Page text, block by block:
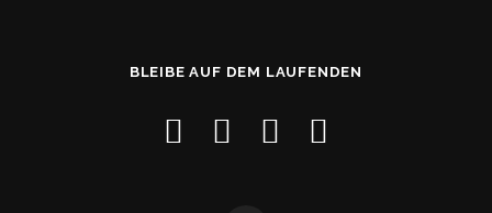
BLEIBE AUF DEM LAUFENDEN